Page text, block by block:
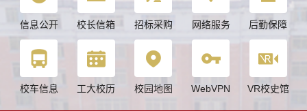
信息公开 校长信箱 招标采购 网络服务 后勤保障
校车信息 工大校历 校园地图 WebVPN VR校史馆